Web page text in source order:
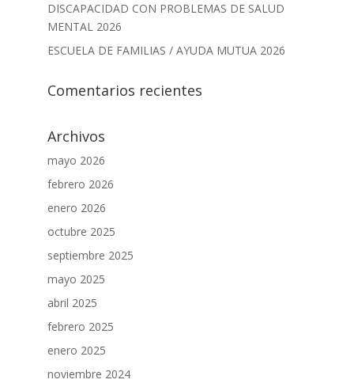
DISCAPACIDAD CON PROBLEMAS DE SALUD
MENTAL 2026
ESCUELA DE FAMILIAS / AYUDA MUTUA 2026
Comentarios recientes
Archivos
mayo 2026
febrero 2026
enero 2026
octubre 2025
septiembre 2025
mayo 2025
abril 2025
febrero 2025
enero 2025
noviembre 2024